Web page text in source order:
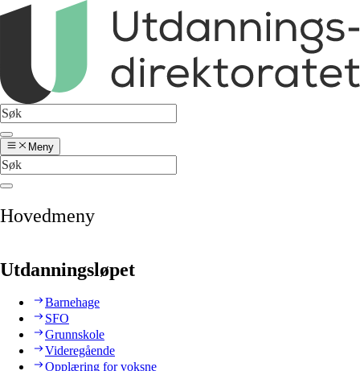
Meny
Hovedmeny
Utdanningsløpet
Barnehage
SFO
Grunnskole
Videregående
Opplæring for voksne